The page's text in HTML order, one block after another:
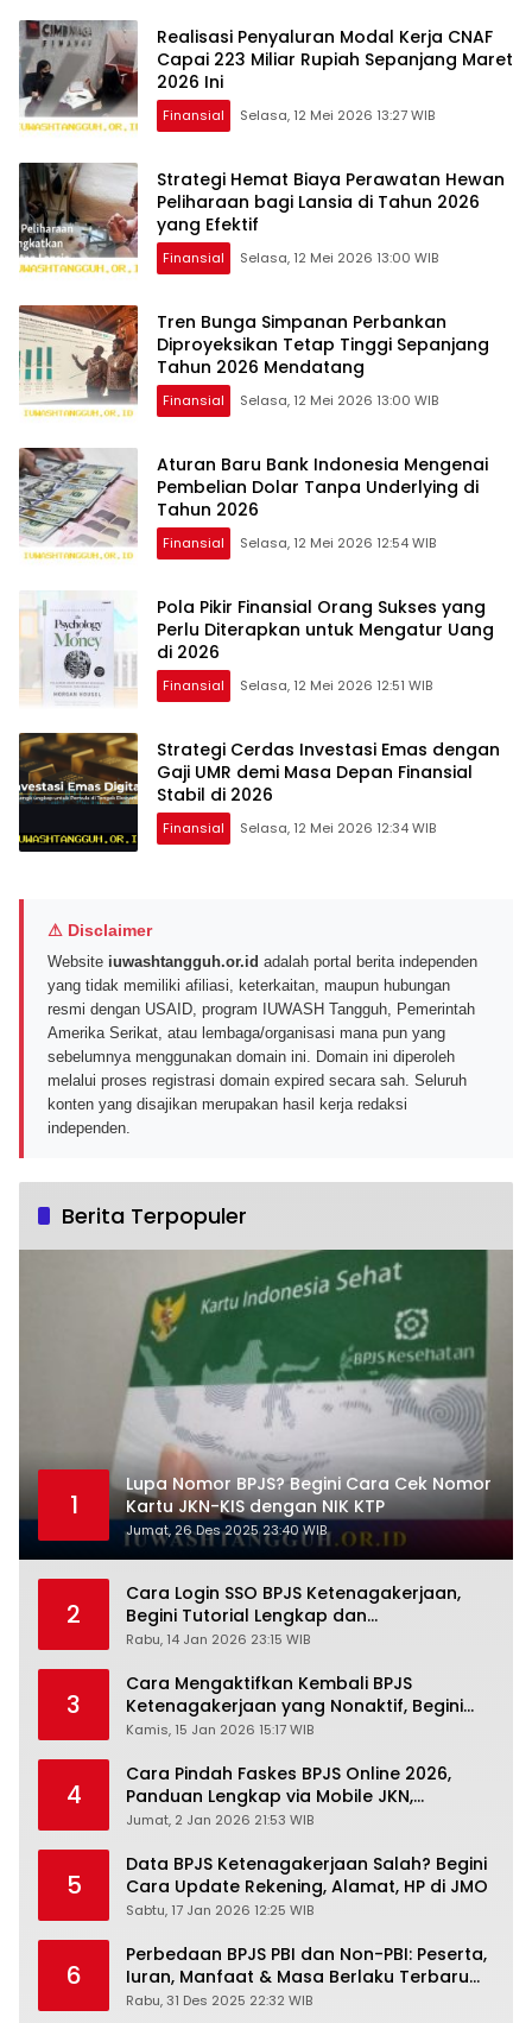
Realisasi Penyaluran Modal Kerja CNAF
Capai 223 Miliar Rupiah Sepanjang Maret
2026 Ini
Finansial Selasa, 12 Mei 2026 13:27 WIB
Strategi Hemat Biaya Perawatan Hewan
Peliharaan bagi Lansia di Tahun 2026
yang Efektif
Finansial Selasa, 12 Mei 2026 13:00 WIB
Tren Bunga Simpanan Perbankan
Diproyeksikan Tetap Tinggi Sepanjang
Tahun 2026 Mendatang
Finansial Selasa, 12 Mei 2026 13:00 WIB
Aturan Baru Bank Indonesia Mengenai
Pembelian Dolar Tanpa Underlying di
Tahun 2026
Finansial Selasa, 12 Mei 2026 12:54 WIB
Pola Pikir Finansial Orang Sukses yang
Perlu Diterapkan untuk Mengatur Uang
di 2026
Finansial Selasa, 12 Mei 2026 12:51 WIB
Strategi Cerdas Investasi Emas dengan
Gaji UMR demi Masa Depan Finansial
Stabil di 2026
Finansial Selasa, 12 Mei 2026 12:34 WIB
⚠ Disclaimer
Website iuwashtangguh.or.id adalah portal berita independen
yang tidak memiliki afiliasi, keterkaitan, maupun hubungan
resmi dengan USAID, program IUWASH Tangguh, Pemerintah
Amerika Serikat, atau lembaga/organisasi mana pun yang
sebelumnya menggunakan domain ini. Domain ini diperoleh
melalui proses registrasi domain expired secara sah. Seluruh
konten yang disajikan merupakan hasil kerja redaksi
independen.
Berita Terpopuler
1
Lupa Nomor BPJS? Begini Cara Cek Nomor
Kartu JKN-KIS dengan NIK KTP
Jumat, 26 Des 2025 23:40 WIB
2
Cara Login SSO BPJS Ketenagakerjaan,
Begini Tutorial Lengkap dan
Pengertiannya
Rabu, 14 Jan 2026 23:15 WIB
3
Cara Mengaktifkan Kembali BPJS
Ketenagakerjaan yang Nonaktif, Begini
Panduan Lengkapnya
Kamis, 15 Jan 2026 15:17 WIB
4
Cara Pindah Faskes BPJS Online 2026,
Panduan Lengkap via Mobile JKN,
PANDAWA & Offiline Kantor Cabang
Jumat, 2 Jan 2026 21:53 WIB
5
Data BPJS Ketenagakerjaan Salah? Begini
Cara Update Rekening, Alamat, HP di JMO
Sabtu, 17 Jan 2026 12:25 WIB
6
Perbedaan BPJS PBI dan Non-PBI: Peserta,
Iuran, Manfaat & Masa Berlaku Terbaru
2026
Rabu, 31 Des 2025 22:32 WIB